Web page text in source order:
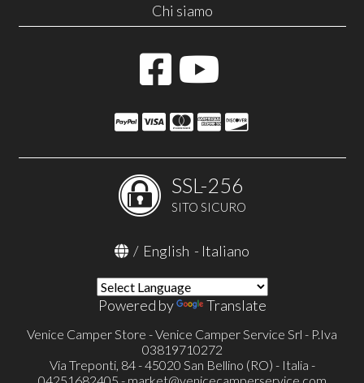
Chi siamo
SSL-256
SITO SICURO
/ English - Italiano
Powered by Translate
Venice Camper Store - Venice Camper Service Srl - P.Iva
03819710272
Via Treponti, 84 - 45020 San Bellino (RO) - Italia -